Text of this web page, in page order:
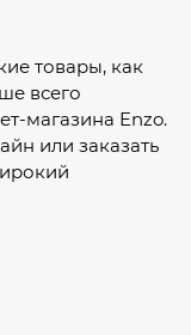
товары, как
всего
магазина Enzo.
или заказать
помогут
затратами